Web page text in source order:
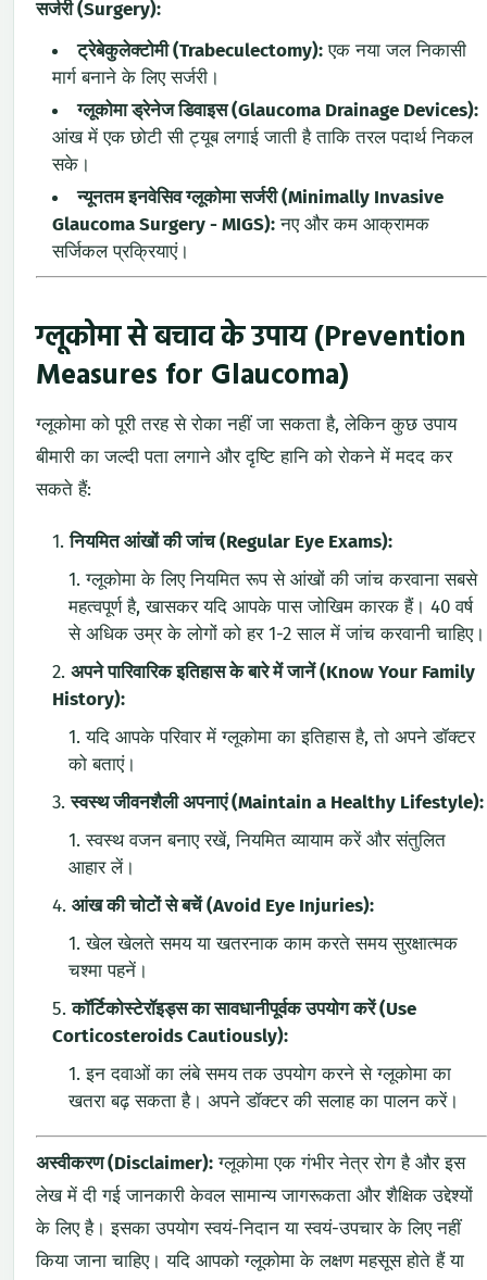
सर्जरी (Surgery):
ट्रेबेकुलेक्टोमी (Trabeculectomy):एक नया जल निकासी
मार्ग बनाने के लिए सर्जरी।
ग्लूकोमा ड्रेनेज डिवाइस (Glaucoma Drainage Devices):
आंख में एक छोटी सी ट्यूब लगाई जाती है ताकि तरल पदार्थ निकल
सके।
न्यूनतम इनवेसिव ग्लूकोमा सर्जरी (Minimally Invasive
Glaucoma Surgery - MIGS):नए और कम आक्रामक
सर्जिकल प्रक्रियाएं।
ग्लूकोमा से बचाव के उपाय (Prevention
Measures for Glaucoma)
ग्लूकोमा को पूरी तरह से रोका नहीं जा सकता है, लेकिन कुछ उपाय
बीमारी का जल्दी पता लगाने और दृष्टि हानि को रोकने में मदद कर
सकते हैं:
नियमित आंखों की जांच (Regular Eye Exams):
ग्लूकोमा के लिए नियमित रूप से आंखों की जांच करवाना सबसे
महत्वपूर्ण है, खासकर यदि आपके पास जोखिम कारक हैं। 40 वर्ष
से अधिक उम्र के लोगों को हर 1-2 साल में जांच करवानी चाहिए।
अपने पारिवारिक इतिहास के बारे में जानें (Know Your Family
History):
यदि आपके परिवार में ग्लूकोमा का इतिहास है, तो अपने डॉक्टर
को बताएं।
स्वस्थ जीवनशैली अपनाएं (Maintain a Healthy Lifestyle):
स्वस्थ वजन बनाए रखें, नियमित व्यायाम करें और संतुलित
आहार लें।
आंख की चोटों से बचें (Avoid Eye Injuries):
खेल खेलते समय या खतरनाक काम करते समय सुरक्षात्मक
चश्मा पहनें।
कॉर्टिकोस्टेरॉइड्स का सावधानीपूर्वक उपयोग करें (Use
Corticosteroids Cautiously):
इन दवाओं का लंबे समय तक उपयोग करने से ग्लूकोमा का
खतरा बढ़ सकता है। अपने डॉक्टर की सलाह का पालन करें।
अस्वीकरण (Disclaimer):ग्लूकोमा एक गंभीर नेत्र रोग है और इस
लेख में दी गई जानकारी केवल सामान्य जागरूकता और शैक्षिक उद्देश्यों
के लिए है। इसका उपयोग स्वयं-निदान या स्वयं-उपचार के लिए नहीं
किया जाना चाहिए। यदि आपको ग्लूकोमा के लक्षण महसूस होते हैं या